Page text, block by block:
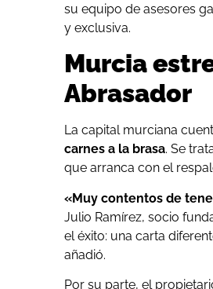
su equipo de asesores
y exclusiva.
Murcia
Abrasador
La capital murciana
carnes a la brasa. Se
que arranca con el
«Muy contentos de
Julio Ramírez, socio
el éxito: una carta
añadió.
Por su parte, el